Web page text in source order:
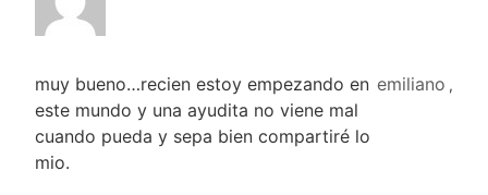
emiliano ,
muy bueno…recien estoy empezando en
este mundo y una ayudita no viene mal
cuando pueda y sepa bien compartiré lo
mio.